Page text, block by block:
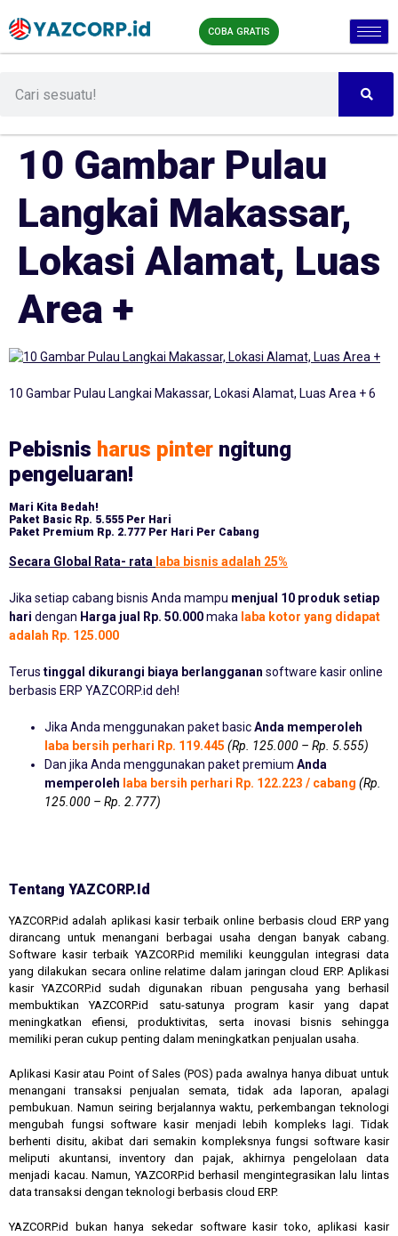
COBA GRATIS
10 Gambar Pulau
Langkai Makassar,
Lokasi Alamat, Luas
Area +
10 Gambar Pulau Langkai Makassar, Lokasi Alamat, Luas Area + 6
Pebisnis harus pinter ngitung
pengeluaran!
Mari Kita Bedah!
Paket Basic Rp. 5.555 Per Hari
Paket Premium Rp. 2.777 Per Hari Per Cabang
Secara Global Rata- rata laba bisnis adalah 25%
Jika setiap cabang bisnis Anda mampu menjual 10 produk setiap
hari dengan Harga jual Rp. 50.000maka laba kotor yang didapat
adalah Rp. 125.000
Terus tinggal dikurangi biaya berlangganan software kasir online
berbasis ERP YAZCORP.id deh!
Jika Anda menggunakan paket basicAnda memperoleh
laba bersih perhari Rp. 119.445 (Rp. 125.000 – Rp. 5.555)
Dan jika Anda menggunakan paket premium Anda
memperoleh laba bersih perhari Rp. 122.223 / cabang (Rp.
125.000 – Rp. 2.777)
Tentang YAZCORP.id
YAZCORP.id adalah aplikasi kasir terbaik online berbasis cloud ERP yang
dirancang untuk menangani berbagai usaha dengan banyak cabang.
Software kasir terbaik YAZCORP.id memiliki keunggulan integrasi data
yang dilakukan secara online relatime dalam jaringan cloud ERP. Aplikasi
kasir YAZCORP.id sudah digunakan ribuan pengusaha yang berhasil
membuktikan YAZCORP.id satu-satunya program kasir yang dapat
meningkatkan efiensi, produktivitas, serta inovasi bisnis sehingga
memiliki peran cukup penting dalam meningkatkan penjualan usaha.
Aplikasi Kasir atau Point of Sales (POS) pada awalnya hanya dibuat untuk
menangani transaksi penjualan semata, tidak ada laporan, apalagi
pembukuan. Namun seiring berjalannya waktu, perkembangan teknologi
mengubah fungsi software kasir menjadi lebih kompleks lagi. Tidak
berhenti disitu, akibat dari semakin kompleksnya fungsi software kasir
meliputi akuntansi, inventory dan pajak, akhirnya pengelolaan data
menjadi kacau. Namun, YAZCORP.id berhasil mengintegrasikan lalu lintas
data transaksi dengan teknologi berbasis cloud ERP.
YAZCORP.id bukan hanya sekedar software kasir toko, aplikasi kasir